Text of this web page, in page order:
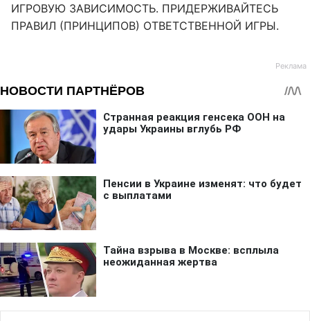
ИГРОВУЮ ЗАВИСИМОСТЬ. ПРИДЕРЖИВАЙТЕСЬ
ПРАВИЛ (ПРИНЦИПОВ) ОТВЕТСТВЕННОЙ ИГРЫ.